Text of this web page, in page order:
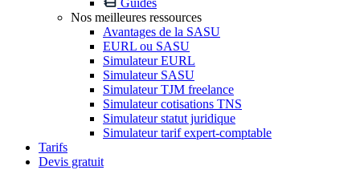
Guides
Nos meilleures ressources
Avantages de la SASU
EURL ou SASU
Simulateur EURL
Simulateur SASU
Simulateur TJM freelance
Simulateur cotisations TNS
Simulateur statut juridique
Simulateur tarif expert-comptable
Tarifs
Devis gratuit